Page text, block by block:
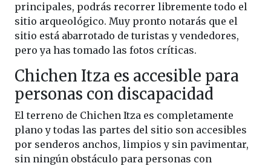
principales, podrás recorrer libremente todo el
sitio arqueológico. Muy pronto notarás que el
sitio está abarrotado de turistas y vendedores,
pero ya has tomado las fotos críticas.
Chichen Itza es accesible para
personas con discapacidad
El terreno de Chichen Itza es completamente
plano y todas las partes del sitio son accesibles
por senderos anchos, limpios y sin pavimentar,
sin ningún obstáculo para personas con